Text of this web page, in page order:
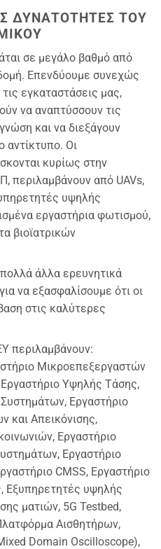
ΔΥΝΑΤΟΤΗΤΕΣ ΤΟΥ
σε μεγάλο βαθμό από
Επενδύουμε συνεχώς
εγκαταστάσεις μας,
να αναπτύσσουν τις
και να διεξάγουν
αντίκτυπο. Οι
κυρίως στην
περιλαμβάνουν από UAVs,
υψηλής
εργαστήρια φωτισμού,
βιοϊατρικών
άλλα ερευνητικά
να εξασφαλίσουμε ότι οι
στις καλύτερες
περιλαμβάνουν:
Μικροεπεξεργαστών
Υψηλής Τάσης,
Εργαστήριο
και Απεικόνισης,
Εργαστήριο
Εργαστήριο
CMSS, Εργαστήριο
Εξυπηρετητές υψηλής
ματιών, 5G Testbed,
Αισθητήρων,
Domain Oscilloscope),